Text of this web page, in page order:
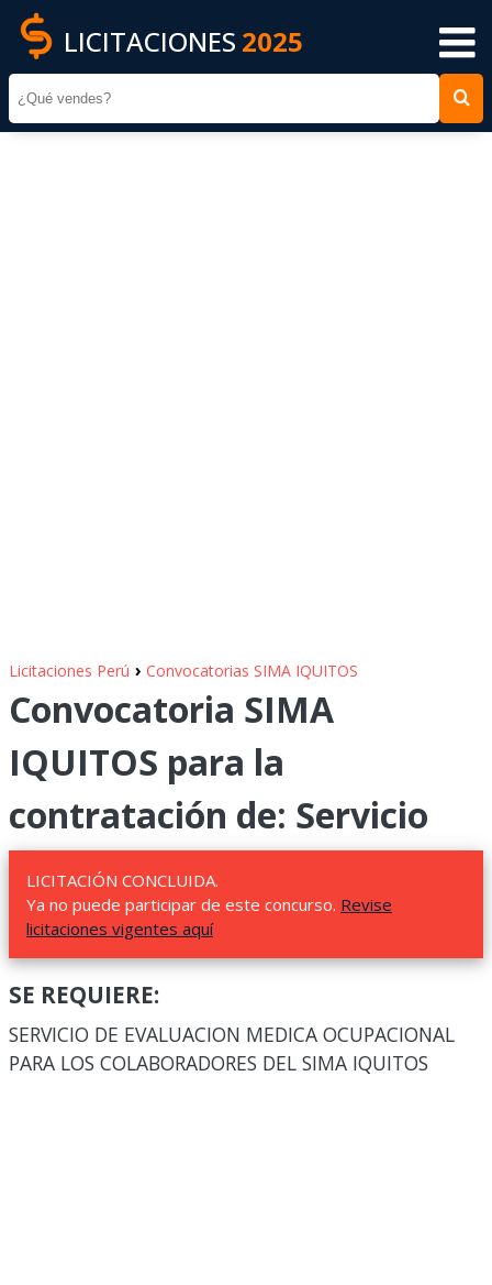
LICITACIONES 2025
Licitaciones Perú › Convocatorias SIMA IQUITOS
Convocatoria SIMA
IQUITOS para la
contratación de: Servicio
LICITACIÓN CONCLUIDA.
Ya no puede participar de este concurso. Revise
licitaciones vigentes aquí
SE REQUIERE:
SERVICIO DE EVALUACION MEDICA OCUPACIONAL
PARA LOS COLABORADORES DEL SIMA IQUITOS